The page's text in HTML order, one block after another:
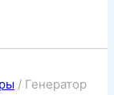
/ Генератор